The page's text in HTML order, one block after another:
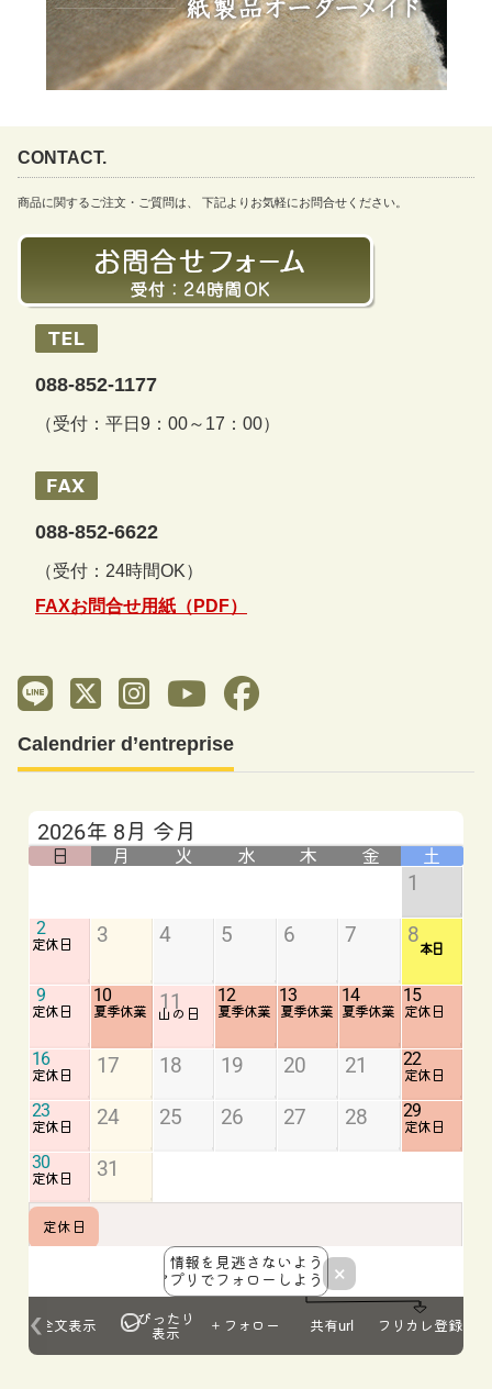
CONTACT.
商品に関するご注文・ご質問は、 下記よりお気軽にお問合せください。
088-852-1177
（受付：平日9：00～17：00）
088-852-6622
（受付：24時間OK）
FAXお問合せ用紙（PDF）
Calendrier d’entreprise